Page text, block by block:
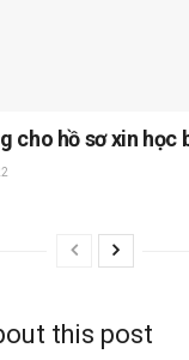
cho hồ sơ xin học
this post